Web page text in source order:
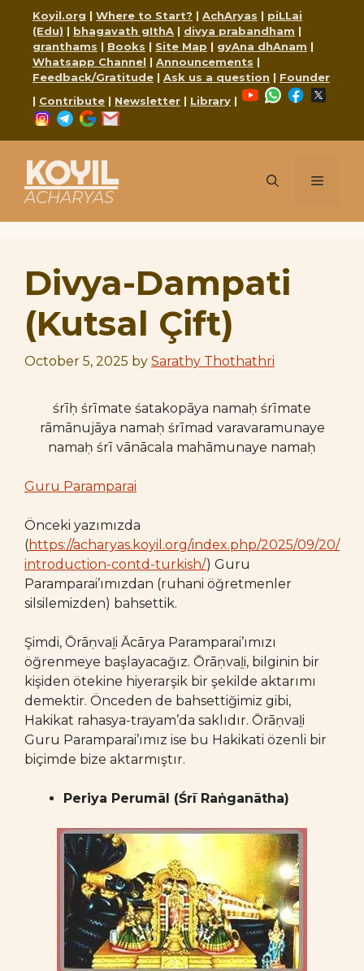
content
Koyil.org | Where to Start? | AchAryas | piLLai
(Edu) | bhagavath gIthA | divya prabandham |
granthams | Books | Site Map | gyAna dhAnam |
Whatsapp Channel | Announcements |
Feedback/Gratitude | Ask us a question | Founder
| Contribute | Newsletter | Library |
YouTubeWhatsApp
Facebook
Instagram
Telegram
Google
KOYIL
ACHARYAS
Menu
Divya-Dampati
(Kutsal Çift)
October 5, 2025 by Sarathy Thothathri
śrīḥ śrīmate śatakopāya namaḥ śrīmate
rāmānujāya namaḥ śrīmad varavaramunaye
namaḥ śrī vānācala mahāmunaye namaḥ
Guru Paramparai
Önceki yazımızda
(https://acharyas.koyil.org/index.php/2025/09/20/
introduction-contd-turkish/) Guru
Paramparai’ımızdan (ruhani öğretmenler
silsilemizden) bahsettik.
Şimdi, Ōrāṇvaḻi Ācārya Paramparai’ımızı
öğrenmeye başlayacağız. Ōrāṇvaḻi, bilginin bir
kişiden ötekine hiyerarşik bir şekilde aktarımı
demektir. Önceden de bahsettiğimiz gibi,
Hakikat rahasya-trayam’da saklıdır. Ōrāṇvaḻi
Guru Paramparai’ımız ise bu Hakikati özenli bir
biçimde bize aktarmıştır.
Periya Perumāl (Śrī Raṅganātha)